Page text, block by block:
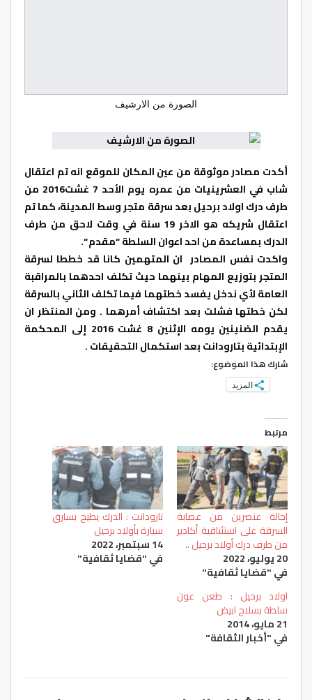
الصورة من الارشيف
أكدت مصادر موثوقة من عين المكان للموقع انه تم اعتقال
شاب في العشرينيات من عمره يوم الأحد 7 غشت2016 من
طرف درك اولاد برحيل بعد سرقة متجر وسط المدينة، كما تم
اعتقال شريكه هو الاخر 19 سنة في وقت لاحق من طرف
الدرك بمساعدة من احد اعوان السلطة “مقدم “.
واكدت نفس المصادر ان المتهمين كانا قد خططا لسرقة
المتجر بتوزيع المهام بينهما حيث تكلف احدهما بالمراقبة
العامة لأي ندخل يفسد خطتهما فيما تكلف الثاني بالسرقة
لكن خطتها فشلت بعد اكتشاف أمرهما . ومن المنتظر ان
يقدم الضنينين يومه الإثنين 8 غشت 2016 إلى المحكمة
الإبتدائية بتارودانت بعد استكمال التحقيقات .
شارك هذا الموضوع:
المزيد
مرتبط
إحالة عنصرين من عصابة
السرقة على استئنافية أكادير
من طرف درك أولاد برحيل ..
20 يوليو، 2022
في "قضايا ثقافية"
تارودانت : الدرك يطيح بسارق
سيارة بأولاد برحيل
14 سبتمبر، 2022
في "قضايا ثقافية"
اولاد برحيل : طعن عون
سلطة بسلاح ابيض
21 مايو، 2014
في "أخبار الثقافة"